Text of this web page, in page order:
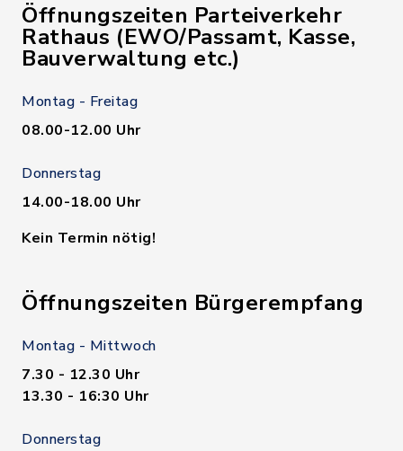
Öffnungszeiten Parteiverkehr
Rathaus (EWO/Passamt, Kasse,
Bauverwaltung etc.)
Montag - Freitag
08.00-12.00 Uhr
Donnerstag
14.00-18.00 Uhr
Kein Termin nötig!
Öffnungszeiten Bürgerempfang
Montag - Mittwoch
7.30 - 12.30 Uhr
13.30 - 16:30 Uhr
Donnerstag